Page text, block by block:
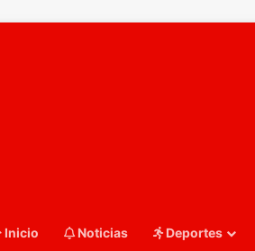
Inicio Noticias Deportes